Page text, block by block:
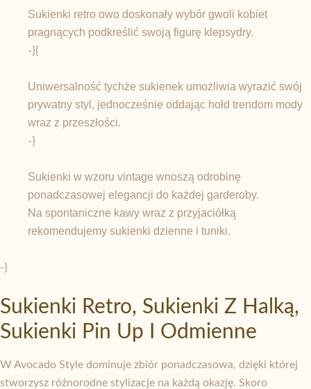
Sukienki retro owo doskonały wybór gwoli kobiet
pragnących podkreślić swoją figurę klepsydry.
-}{
Uniwersalność tychże sukienek umożliwia wyrazić swój
prywatny styl, jednocześnie oddając hołd trendom mody
wraz z przeszłości.
-}
Sukienki w wzoru vintage wnoszą odrobinę
ponadczasowej elegancji do każdej garderoby.
Na spontaniczne kawy wraz z przyjaciółką
rekomendujemy sukienki dzienne i tuniki.
-}
Sukienki Retro, Sukienki Z Halką,
Sukienki Pin Up I Odmienne
W Avocado Style dominuje zbiór ponadczasowa, dzięki której
stworzysz różnorodne stylizacje na każdą okazję. Skoro